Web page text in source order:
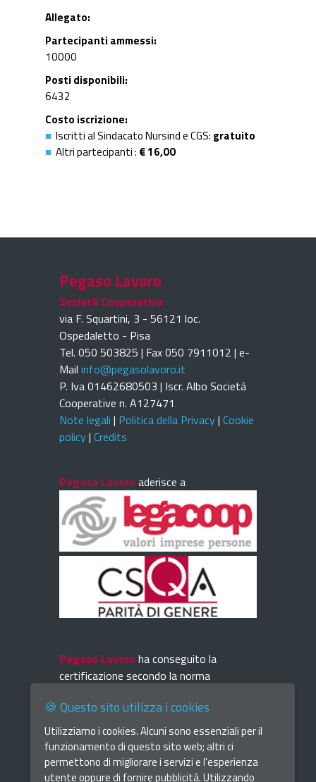
Allegato
Partecipanti ammessi
10000
Posti disponibili
6432
Costo iscrizione
Iscritti al Sindacato Nursind e CGS: gratuito
Altri partecipanti : € 16,00
Pegaso Lavoro
Società Cooperativa
via F. Squartini, 3 - 56121 loc.
Ospedaletto - Pisa
Tel. 050 503825 | Fax 050 7911012 | e-
Mail info@pegasolavoro.it
P. Iva 01462680503 | Iscr. Albo Società
Cooperative n. A127471
Note legali | Politica della Privacy| Cookie
policy| Credits
Pegaso Lavoro aderisce a
Pegaso Lavoro ha conseguito la
certificazione secondo la norma
🍪 Questo sito utilizza i cookies
Utilizziamo i cookies. Alcuni sono essenziali per il
funzionamento di questo sito web; altri ci
permettono di migliorare i servizi e l'esperienza
utente oppure di fornire pubblicità. Utilizzando